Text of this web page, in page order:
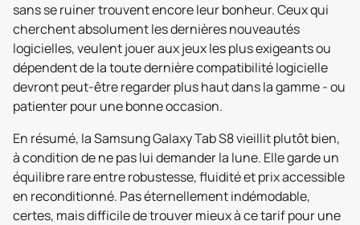
sans se ruiner trouvent encore leur bonheur. Ceux qui
cherchent absolument les dernières nouveautés
logicielles, veulent jouer aux jeux les plus exigeants ou
dépendent de la toute dernière compatibilité logicielle
devront peut-être regarder plus haut dans la gamme - ou
patienter pour une bonne occasion.
En résumé, la Samsung Galaxy Tab S8 vieillit plutôt bien,
à condition de ne pas lui demander la lune. Elle garde un
équilibre rare entre robustesse, fluidité et prix accessible
en reconditionné. Pas éternellement indémodable,
certes, mais difficile de trouver mieux à ce tarif pour une